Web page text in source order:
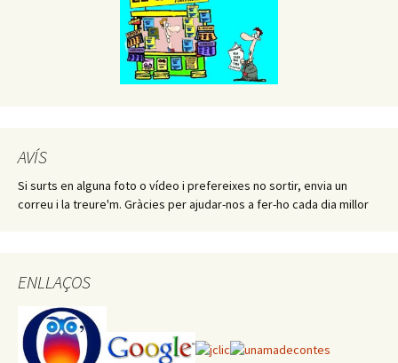
AVÍS
Si surts en alguna foto o vídeo i prefereixes no sortir, envia un
correu i la treure'm. Gràcies per ajudar-nos a fer-ho cada dia millor
ENLLAÇOS